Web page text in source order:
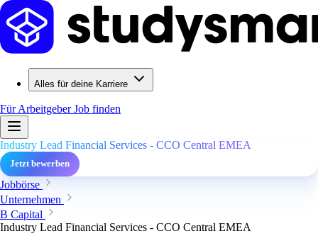
Alles für deine Karriere
Für ArbeitgeberJob finden
Industry Lead Financial Services - CCO Central EMEA
Jetzt bewerben
Jobbörse
Unternehmen
B Capital
Industry Lead Financial Services - CCO Central EMEA